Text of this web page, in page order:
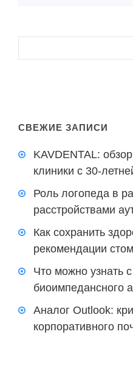
СВЕЖИЕ ЗАПИСИ
KAVDENTAL:
клиники с 30-
Роль логопеда в
расстройствами
Как сохранить
рекомендации
Что можно узнать
биоимпедансного
Аналог Outlook:
корпоративного